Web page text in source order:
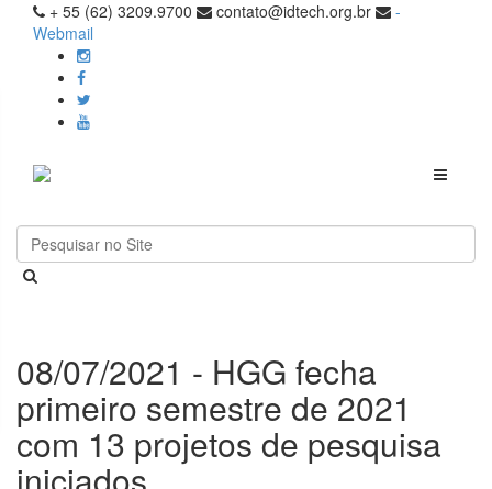
+ 55 (62) 3209.9700 contato@idtech.org.br
-
Webmail
Toggle
08/07/2021 - HGG fecha
primeiro semestre de 2021
com 13 projetos de pesquisa